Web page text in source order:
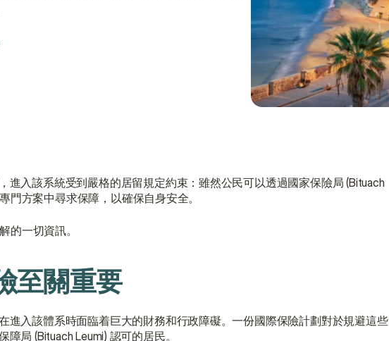
入該系統受到嚴格的居留規定約束：雖然公民可以透過國家保險局 (Bituach
門方案中尋求保障，以確保自身安全。
的一切資訊。
至關重要
入該體系時面臨着巨大的財務和行政障礙。一份國際保險計劃對於規避這些
局 (Bituach Leumi) 認可的居民。